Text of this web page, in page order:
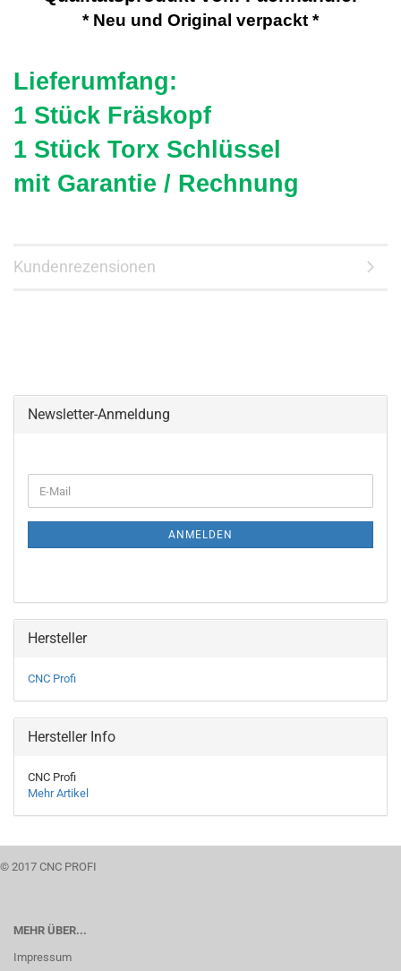
* Neu und Original verpackt *
Lieferumfang:
1 Stück Fräskopf
1 Stück Torx Schlüssel
mit Garantie / Rechnung
Kundenrezensionen
Newsletter-Anmeldung
ZUR
E-
Mail
ANMELDEN
Hersteller
CNC Profi
Hersteller Info
CNC Profi
Mehr Artikel
© 2017 CNC PROFI
MEHR ÜBER...
Impressum